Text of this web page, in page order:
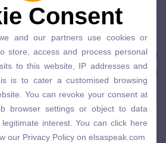
lên giấy
Consent
store, access and process personal
to this website, IP addresses and
is to cater a customised browsing
You can revoke your consent at
browser settings or object to data
interest. You can click here
our Privacy Policy on elsaspeak.com
Consent
and our partners use cookies or
store, access and process personal
to this website, IP addresses and
is to cater a customised browsing
You can revoke your consent at
browser settings or object to data
interest. You can click here
our Privacy Policy on elsaspeak.com